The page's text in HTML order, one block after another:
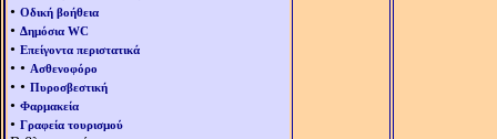
• Οδική βοήθεια
• Δημόσια WC
• Επείγοντα περιστατικά
• • Ασθενοφόρο
• • Πυροσβεστική
• Φαρμακεία
• Γραφεία τουρισμού